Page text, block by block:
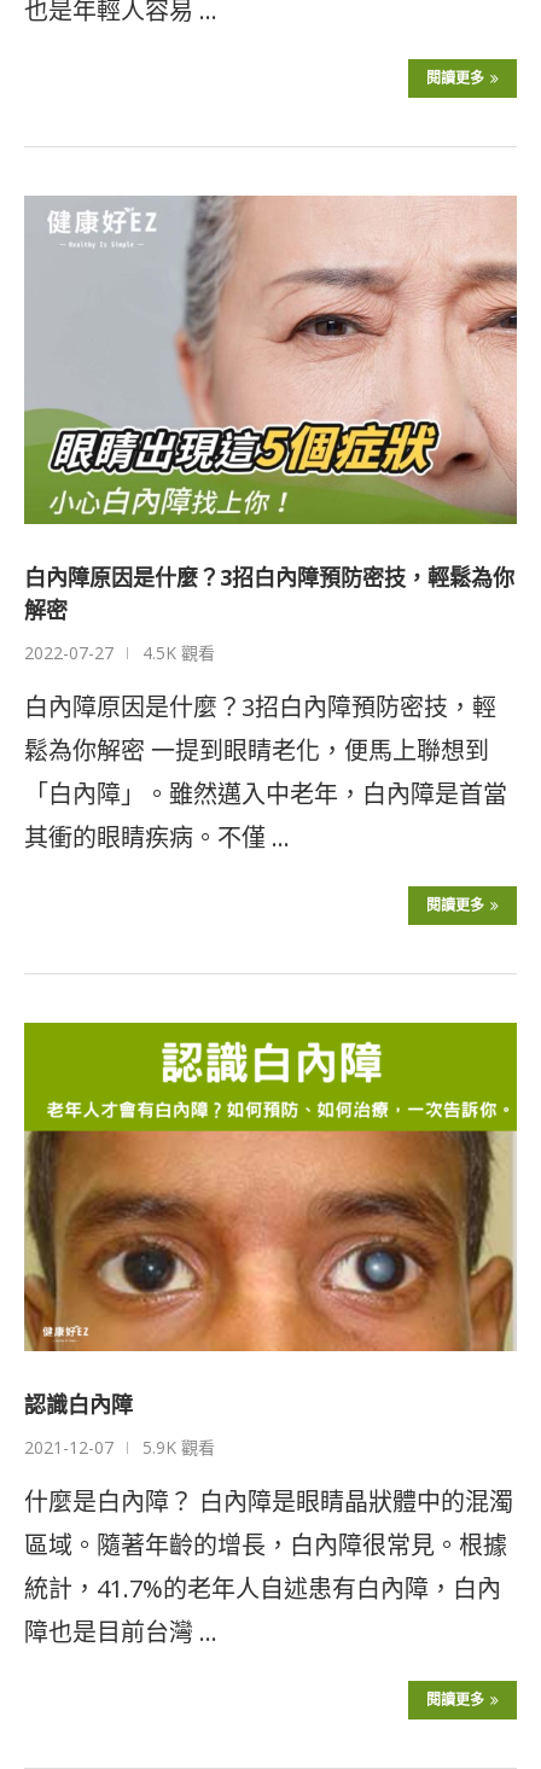
也是年輕人容易 …
閱讀更多
白內障原因是什麼？3招白內障預防密技，輕鬆為你
解密
2022-07-27 4.5K 觀看
白內障原因是什麼？3招白內障預防密技，輕
鬆為你解密 一提到眼睛老化，便馬上聯想到
「白內障」。雖然邁入中老年，白內障是首當
其衝的眼睛疾病。不僅 …
閱讀更多
認識白內障
2021-12-07 5.9K 觀看
什麼是白內障？ 白內障是眼睛晶狀體中的混濁
區域。隨著年齡的增長，白內障很常見。根據
統計，41.7%的老年人自述患有白內障，白內
障也是目前台灣 …
閱讀更多